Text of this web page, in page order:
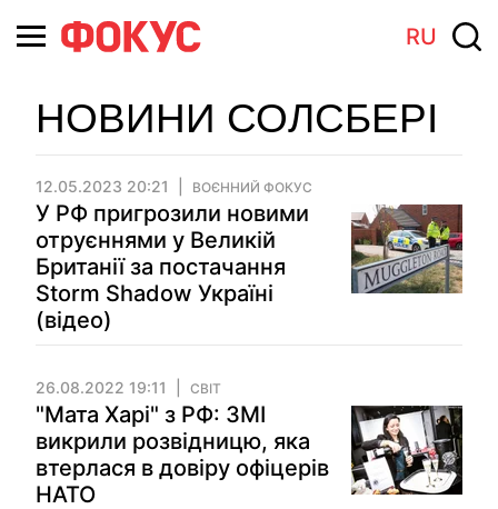
RU
НОВИНИ СОЛСБЕРІ
12.05.2023 20:21 ВОЄННИЙ ФОКУС
У РФ пригрозили новими
отруєннями у Великій
Британії за постачання
Storm Shadow Україні
(відео)
26.08.2022 19:11 СВІТ
"Мата Харі" з РФ: ЗМІ
викрили розвідницю, яка
втерлася в довіру офіцерів
НАТО